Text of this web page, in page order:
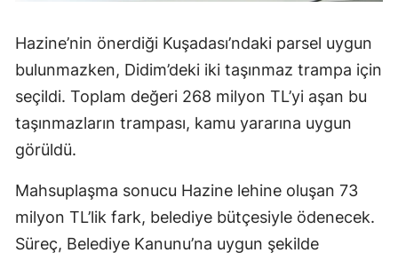
Hazine’nin önerdiği Kuşadası’ndaki parsel uygun
bulunmazken, Didim’deki iki taşınmaz trampa için
seçildi. Toplam değeri 268 milyon TL’yi aşan bu
taşınmazların trampası, kamu yararına uygun
görüldü.
Mahsuplaşma sonucu Hazine lehine oluşan 73
milyon TL’lik fark, belediye bütçesiyle ödenecek.
Süreç, Belediye Kanunu’na uygun şekilde